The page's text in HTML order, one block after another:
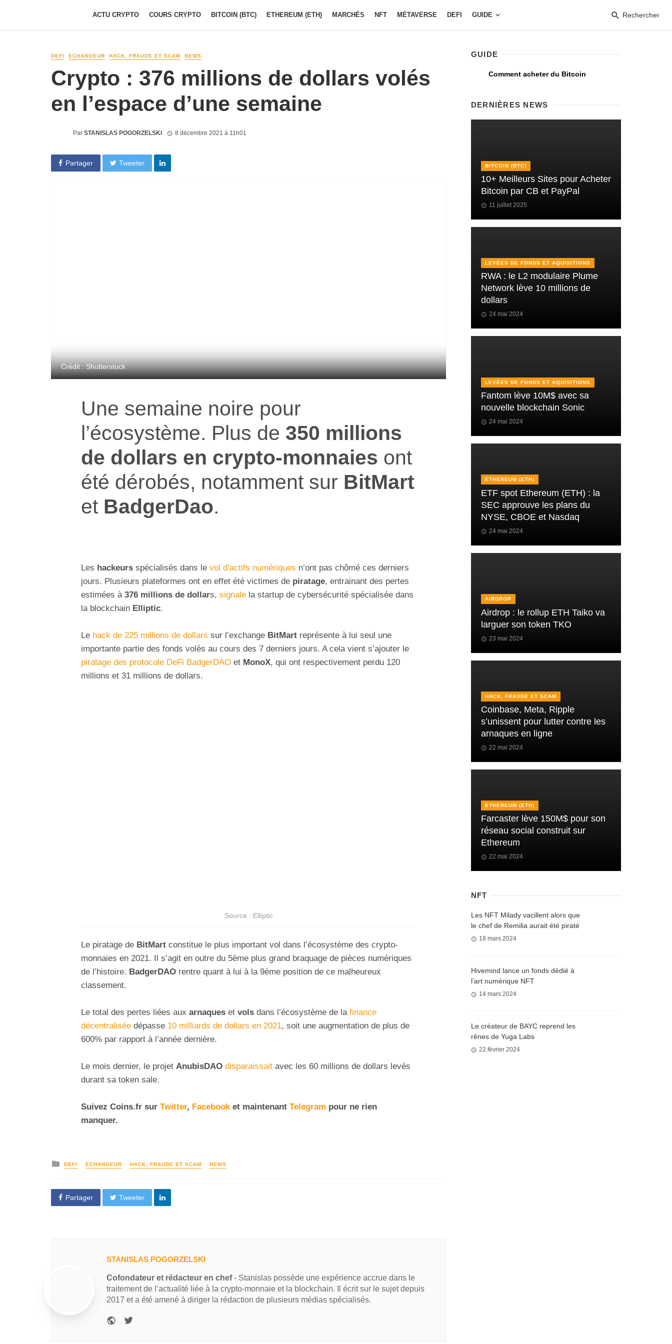
ACTU CRYPTO COURS CRYPTO BITCOIN (BTC) ETHEREUM (ETH) MARCHÉS NFT MÉTAVERSE DEFI GUIDE Rechercher
DEFI ECHANGEUR HACK, FRAUDE ET SCAM NEWS
Crypto : 376 millions de dollars volés
en l’espace d’une semaine
Par STANISLAS POGORZELSKI 8 décembre 2021 à 11h01
Partager Tweeter
Crédit : Shutterstock
Une semaine noire pour
l’écosystème. Plus de 350 millions
de dollars en crypto-monnaies ont
été dérobés, notamment sur BitMart
et BadgerDao.
Les hackeurs spécialisés dans le vol d’actifs numériques n’ont pas chômé ces derniers
jours. Plusieurs plateformes ont en effet été victimes de piratage, entrainant des pertes
estimées à376 millions de dollars, signale la startup de cybersécurité spécialisée dans
la blockchain Elliptic.
Le hack de 225 millions de dollars sur l’exchange BitMart représente à lui seul une
importante partie des fonds volés au cours des 7 derniers jours. A cela vient s’ajouter le
piratage des protocole DeFi BadgerDAO et MonoX, qui ont respectivement perdu 120
millions et 31 millions de dollars.
Source : Elliptic
Le piratage de BitMart constitue le plus important vol dans l’écosystème des crypto-
monnaies en 2021. Il s’agit en outre du 5ème plus grand braquage de pièces numériques
de l’histoire. BadgerDAO rentre quant à lui à la 9ème position de ce malheureux
classement.
Le total des pertes liées aux arnaques et vols dans l’écosystème de la finance
décentralisée dépasse 10 milliards de dollars en 2021, soit une augmentation de plus de
600% par rapport à l’année dernière.
Le mois dernier, le projet AnubisDAO disparaissait avec les 60 millions de dollars levés
durant sa token sale.
Suivez Coins.fr sur Twitter, Facebooket maintenant Telegram pour ne rien
manquer.
DEFI ECHANGEUR HACK, FRAUDE ET SCAM NEWS
Partager Tweeter
STANISLAS POGORZELSKI
Cofondateur et rédacteur en chef- Stanislas possède une expérience accrue dans le
traitement de l’actualité liée à la crypto-monnaie et la blockchain. Il écrit sur le sujet depuis
2017 et a été amené à diriger la rédaction de plusieurs médias spécialisés.
GUIDE
Comment acheter du Bitcoin
DERNIÈRES NEWS
BITCOIN (BTC)
10+ Meilleurs Sites pour Acheter
Bitcoin par CB et PayPal
11 juillet 2025
LEVÉES DE FONDS ET AQUISITIONS
RWA : le L2 modulaire Plume
Network lève 10 millions de
dollars
24 mai 2024
LEVÉES DE FONDS ET AQUISITIONS
Fantom lève 10M$ avec sa
nouvelle blockchain Sonic
24 mai 2024
ETHEREUM (ETH)
ETF spot Ethereum (ETH) : la
SEC approuve les plans du
NYSE, CBOE et Nasdaq
24 mai 2024
AIRDROP
Airdrop : le rollup ETH Taiko va
larguer son token TKO
23 mai 2024
HACK, FRAUDE ET SCAM
Coinbase, Meta, Ripple
s’unissent pour lutter contre les
arnaques en ligne
22 mai 2024
ETHEREUM (ETH)
Farcaster lève 150M$ pour son
réseau social construit sur
Ethereum
22 mai 2024
NFT
Les NFT Milady vacillent alors que
le chef de Remilia aurait été piraté
18 mars 2024
Hivemind lance un fonds dédié à
l’art numérique NFT
14 mars 2024
Le créateur de BAYC reprend les
rênes de Yuga Labs
22 février 2024